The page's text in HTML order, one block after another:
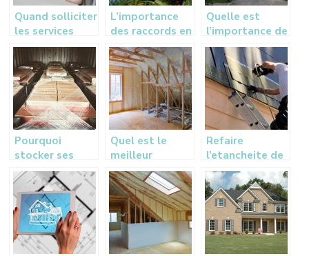
Quand solliciter
les services
d’un electricien
a Caen ?
L’importance
des raccords en
plomberie
Quelle est
l’importance de
l’architecture
dans une
construction ?
Pourquoi
stocker ses
meubles dans
un box de
stockage
pendant des
travaux à votre
domicile ?
Quel est le
meilleur
moment pour
entamer les
travaux
d’isolation ?
Refaire
l’etancheite de
sa toiture: nos
conseils